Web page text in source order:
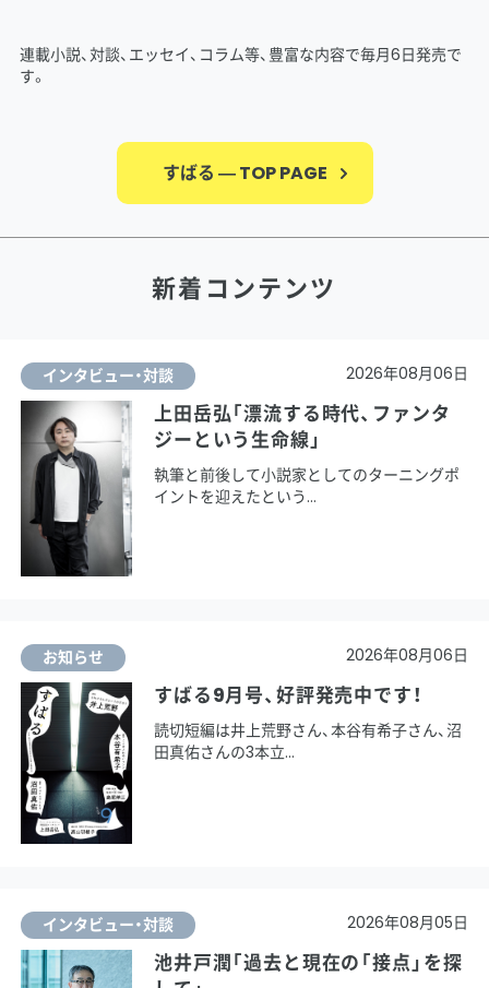
連載小説、対談、エッセイ、コラム等、豊富な内容で毎月6日発売で
す。
すばる ― TOP PAGE
新着コンテンツ
インタビュー・対談 2026年08月06日
上田岳弘「漂流する時代、ファンタ
ジーという生命線」
執筆と前後して小説家としてのターニングポ
イントを迎えたという
お知らせ 2026年08月06日
すばる9月号、好評発売中です！
読切短編は井上荒野さん、本谷有希子さん、沼
田真佑さんの3本立
インタビュー・対談 2026年08月05日
池井戸潤「過去と現在の「接点」を探